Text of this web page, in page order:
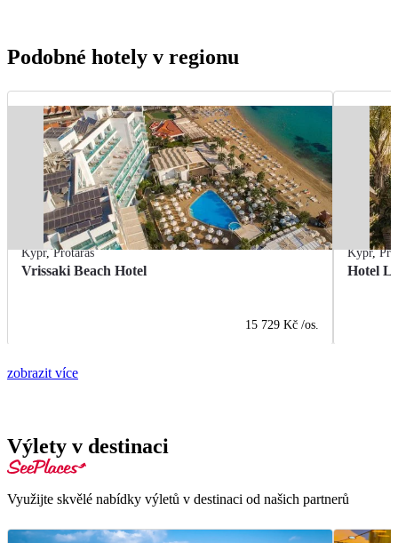
Podobné hotely v regionu
Kypr,Protaras
Vrissaki Beach Hotel
15 729 Kč /os.
Kypr,
Hotel
zobrazit více
Výlety v destinaci
Využijte skvělé nabídky výletů v destinaci od našich partnerů